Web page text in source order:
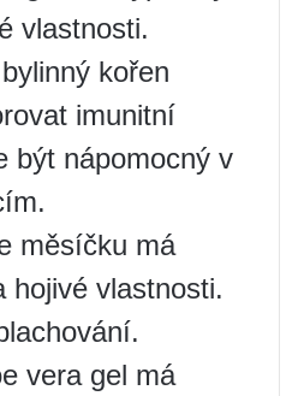
vlastnosti.
kořen
imunitní
být nápomocný v
měsíčku má
hojivé vlastnosti.
vera gel má